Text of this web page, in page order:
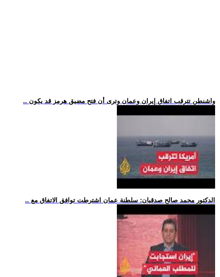
.. واشنطن تترقب اتفاق إيران وعمان وترى أن فتح مضيق هرمز قد يكون
.. الدكتور محمد صالح صدقيان: سلطنة عمان اشترطت توافق الاتفاق مع